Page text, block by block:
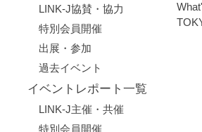
LINK-J協賛・協力
特別会員開催
出展・参加
過去イベント
イベントレポート一覧
LINK-J主催・共催
特別会員開催